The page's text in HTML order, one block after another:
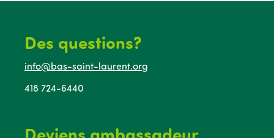
Des questions?
info@bas-saint-laurent.org
418 724-6440